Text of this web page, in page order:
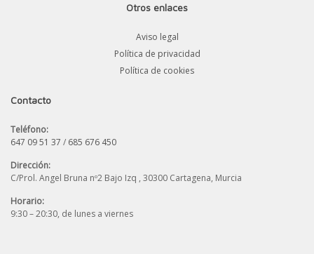
Otros enlaces
Aviso legal
Política de privacidad
Política de cookies
Contacto
Teléfono:
647 09 51 37 / 685 676 450
Dirección:
C/Prol. Angel Bruna nº2 Bajo Izq , 30300 Cartagena, Murcia
Horario:
9:30 – 20:30, de lunes a viernes